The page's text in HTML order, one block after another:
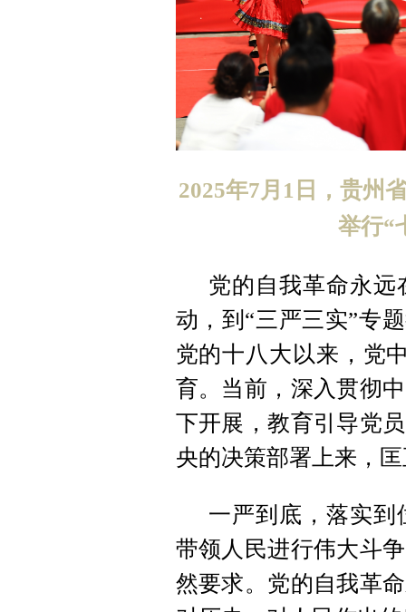
2025年7月1日，贵州
举行“
党的自我革命永
动，到“三严三实”专
党的十八大以来，党
育。当前，深入贯彻
下开展，教育引导党
央的决策部署上来，
一严到底，落实
带领人民进行伟大斗
然要求。党的自我革